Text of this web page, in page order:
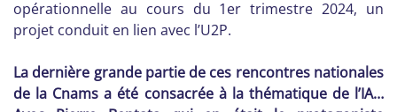
opérationnelle au cours du 1er trimestre 2024, un
projet conduit en lien avec l’U2P.
La dernière grande partie de ces rencontres nationales
de la Cnams a été consacrée à la thématique de l’IA…